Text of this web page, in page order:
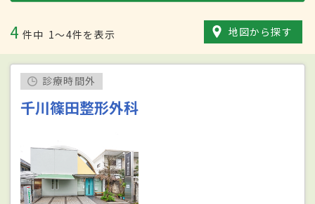
4 件中 1〜4件を表示 地図から探す
診療時間外
千川篠田整形外科